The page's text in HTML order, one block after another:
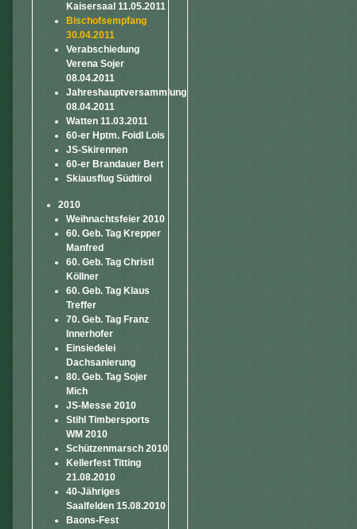
Kaisersaal 11.05.2011
Bischofsempfang
30.04.2011
Verabschiedung
Verena Sojer
08.04.2011
Jahreshauptversammlung
08.04.2011
Watten 11.03.2011
60-er Hptm. Foidl Lois
JS-Skirennen
60-er Brandauer Bert
Skiausflug Südtirol
2010
Weihnachtsfeier 2010
60. Geb. Tag Krepper
Manfred
60. Geb. Tag Christl
Köllner
60. Geb. Tag Klaus
Treffer
70. Geb. Tag Franz
Innerhofer
Einsiedelei
Dachsanierung
80. Geb. Tag Sojer
Mich
JS-Messe 2010
Stihl Timbersports
WM 2010
Schützenmarsch 2010
Kellerfest Titting
21.08.2010
40-Jähriges
Saalfelden 15.08.2010
Baons-Fest